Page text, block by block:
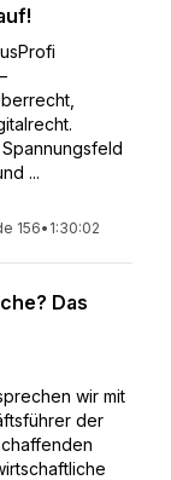
...
156• 1:30:02
Das
wir mit
der